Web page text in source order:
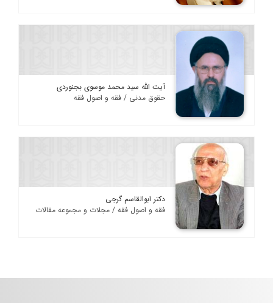
آیت الله سید محمد موسوی بجنوردی
حقوق مدنی / فقه و اصول فقه
دکتر ابوالقاسم گرجی
فقه و اصول فقه / مجلات و مجموعه مقالات